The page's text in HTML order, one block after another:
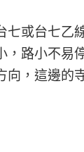
七或台七乙
，路小不易
向，這邊的